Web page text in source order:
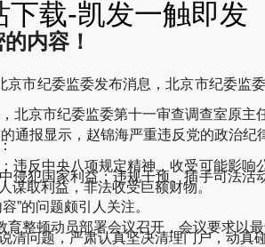
载-凯发一触即发
内容！
市纪委监委发布消息，北京市纪委监
京市纪委监委第十一审查调查室原主
报显示，赵锦海严重违反党的政治纪
反中央八项规定精神，收受可能影响
侵犯国家利益；违规干预、插手司法
谋取利益，非法收受巨额财物。
的问题颇引人关注。
顿动员部署会议召开，会议要求以最
清问题，严肃认真坚决清理门户，动真